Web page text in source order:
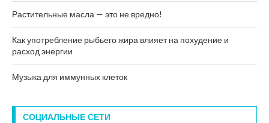
Растительные масла — это не вредно!
Как употребление рыбьего жира влияет на похудение и
расход энергии
Музыка для иммунных клеток
СОЦИАЛЬНЫЕ СЕТИ